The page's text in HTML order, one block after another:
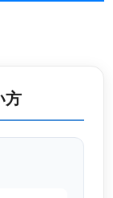
方